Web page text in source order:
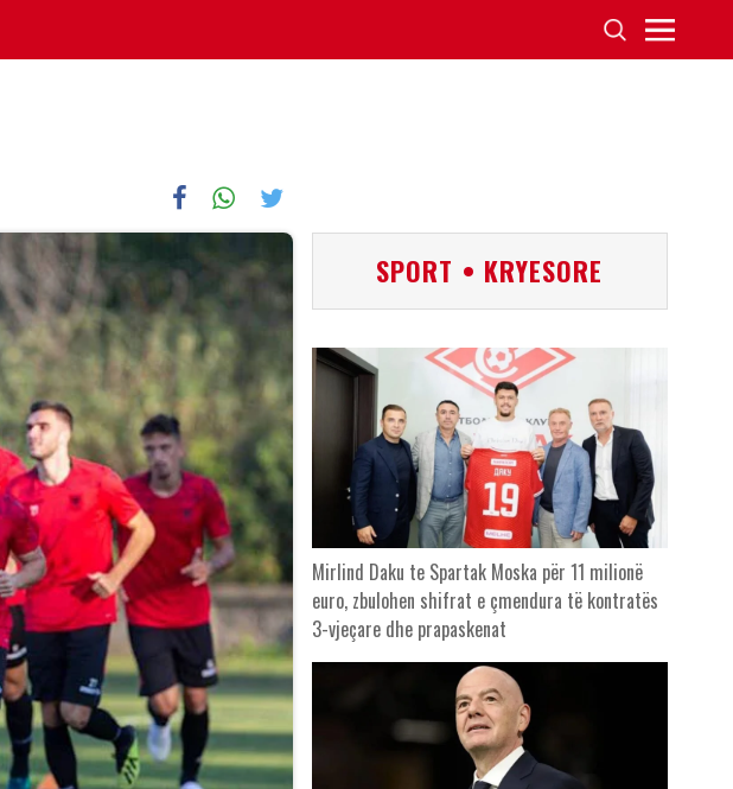
SPORT • KRYESORE
Mirlind Daku te Spartak Moska për 11 milionë
euro, zbulohen shifrat e çmendura të kontratës
3-vjeçare dhe prapaskenat